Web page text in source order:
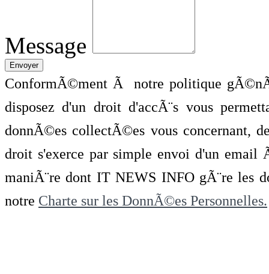
Message
ConformÃ©ment Ã notre politique
disposez d'un droit d'accÃ¨s vous
donnÃ©es collectÃ©es vous concernant,
droit s'exerce par simple envoi d'un
maniÃ¨re dont IT NEWS INFO gÃ¨re les
notre Charte sur les DonnÃ©es Personnelles.